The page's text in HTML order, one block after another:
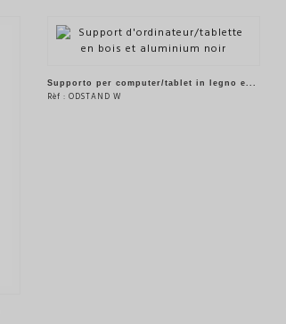
VEDERE IL PRODOTTO
Supporto per computer/tablet in legno e...
Rèf : ODSTAND W